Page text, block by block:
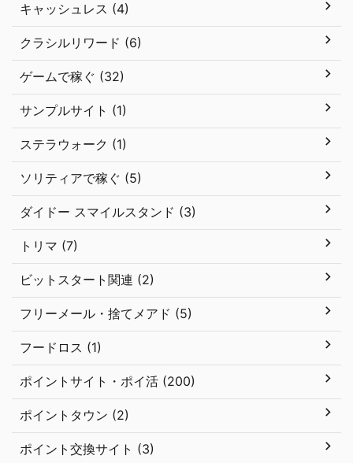
キャッシュレス (4)
クラシルリワード (6)
ゲームで稼ぐ (32)
サンプルサイト (1)
ステラウォーク (1)
ソリティアで稼ぐ (5)
ダイドー スマイルスタンド (3)
トリマ (7)
ビットスタート関連 (2)
フリーメール・捨てメアド (5)
フードロス (1)
ポイントサイト・ポイ活 (200)
ポイントタウン (2)
ポイント交換サイト (3)